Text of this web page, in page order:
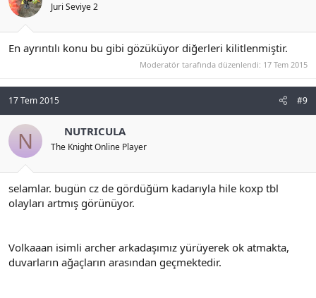
Juri Seviye 2
En ayrıntılı konu bu gibi gözüküyor diğerleri kilitlenmiştir.
Moderatör tarafında düzenlendi: 17 Tem 2015
17 Tem 2015 #9
N NUTRICULA
The Knight Online Player
selamlar. bugün cz de gördüğüm kadarıyla hile koxp tbl
olayları artmış görünüyor.
Volkaaan isimli archer arkadaşımız yürüyerek ok atmakta,
duvarların ağaçların arasından geçmektedir.